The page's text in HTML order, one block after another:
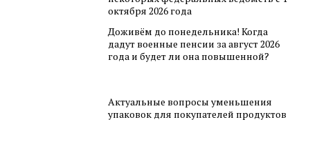
октября 2026 года
Доживём до понедельника! Когда
дадут военные пенсии за август 2026
года и будет ли она повышенной?
Актуальные вопросы уменьшения
упаковок для покупателей продуктов